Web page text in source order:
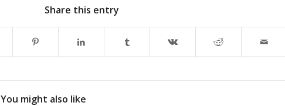
Share this entry
You might also like